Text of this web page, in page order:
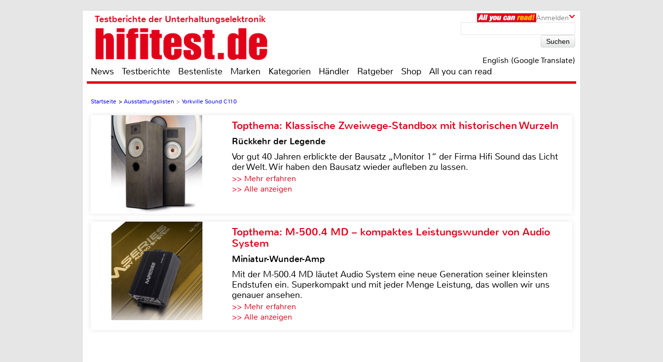
Anmelden
Testberichte der Unterhaltungselektronik
English (Google Translate)
News Testberichte Bestenliste Marken Kategorien Händler Ratgeber Shop All you can read
Startseite > Ausstattungslisten > Yorkville Sound C110
Topthema: Klassische Zweiwege-Standbox mit historischen Wurzeln
Rückkehr der Legende
Vor gut 40 Jahren erblickte der Bausatz „Monitor 1“ der Firma Hifi Sound das Licht
der Welt. Wir haben den Bausatz wieder aufleben zu lassen.
>> Mehr erfahren
>> Alle anzeigen
Topthema: M-500.4 MD – kompaktes Leistungswunder von Audio
System
Miniatur-Wunder-Amp
Mit der M-500.4 MD läutet Audio System eine neue Generation seiner kleinsten
Endstufen ein. Superkompakt und mit jeder Menge Leistung, das wollen wir uns
genauer ansehen.
>> Mehr erfahren
>> Alle anzeigen